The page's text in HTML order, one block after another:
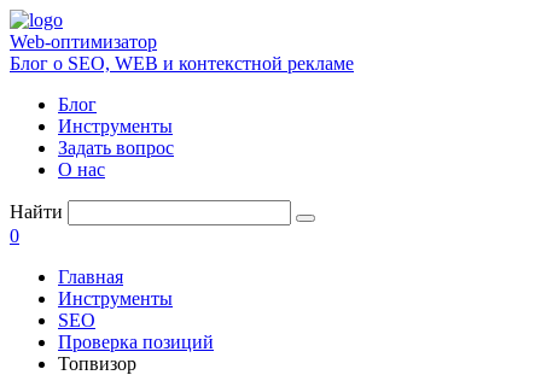
Web-оптимизатор
Блог о SEO, WEB и контекстной рекламе
Блог
Инструменты
Задать вопрос
О нас
Найти
0
Главная
Инструменты
SEO
Проверка позиций
Топвизор